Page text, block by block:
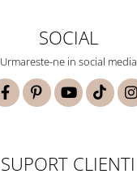
SOCIAL
Urmareste-ne in social media
SUPORT CLIENTI